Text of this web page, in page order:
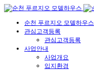
순천 푸르지오 모델하우스
관심고객등록
관심고객등록
사업안내
사업개요
입지환경